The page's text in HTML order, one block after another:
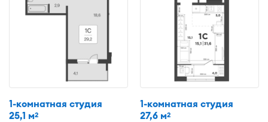
1-комнатная студия
25,1 м2
1-комнатная студия
27,6 м2